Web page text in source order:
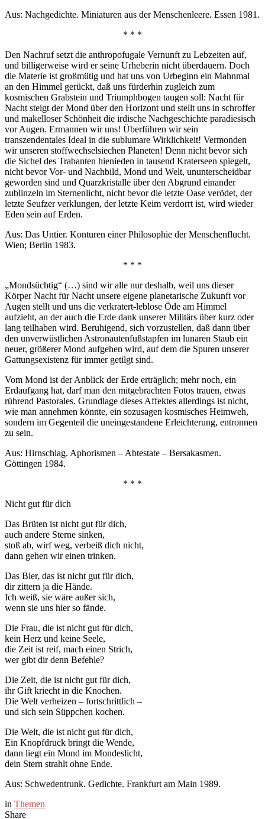
Aus: Nachgedichte. Miniaturen aus der Menschenleere. Essen 1981.
* * *
Den Nachruf setzt die anthropofugale Vernunft zu Lebzeiten auf,
und billigerweise wird er seine Urheberin nicht überdauern. Doch
die Materie ist großmütig und hat uns von Urbeginn ein Mahnmal
an den Himmel gerückt, daß uns fürderhin zugleich zum
kosmischen Grabstein und Triumphbogen taugen soll: Nacht für
Nacht steigt der Mond über den Horizont und stellt uns in schroffer
und makelloser Schönheit die irdische Nachgeschichte paradiesisch
vor Augen. Ermannen wir uns! Überführen wir sein
transzendentales Ideal in die sublumare Wirklichkeit! Vermonden
wir unseren stoffwechselsiechen Planeten! Denn nicht bevor sich
die Sichel des Trabanten hienieden in tausend Kraterseen spiegelt,
nicht bevor Vor- und Nachbild, Mond und Welt, ununterscheidbar
geworden sind und Quarzkristalle über den Abgrund einander
zublinzeln im Sternenlicht, nicht bevor die letzte Oase verödet, der
letzte Seufzer verklungen, der letzte Keim verdorrt ist, wird wieder
Eden sein auf Erden.
Aus: Das Untier. Konturen einer Philosophie der Menschenflucht.
Wien; Berlin 1983.
* * *
„Mondsüchtig“ (…) sind wir alle nur deshalb, weil uns dieser
Körper Nacht für Nacht unsere eigene planetarische Zukunft vor
Augen stellt und uns die verkratert-leblose Öde am Himmel
aufzieht, an der auch die Erde dank unserer Militärs über kurz oder
lang teilhaben wird. Beruhigend, sich vorzustellen, daß dann über
den unverwüstlichen Astronautenfußstapfen im lunaren Staub ein
neuer, größerer Mond aufgehen wird, auf dem die Spuren unserer
Gattungsexistenz für immer getilgt sind.
Vom Mond ist der Anblick der Erde erträglich; mehr noch, ein
Erdaufgang hat, darf man den mitgebrachten Fotos trauen, etwas
rührend Pastorales. Grundlage dieses Affektes allerdings ist nicht,
wie man annehmen könnte, ein sozusagen kosmisches Heimweh,
sondern im Gegenteil die uneingestandene Erleichterung, entronnen
zu sein.
Aus: Hirnschlag. Aphorismen – Abtestate – Bersakasmen.
Göttingen 1984.
* * *
Nicht gut für dich
Das Brüten ist nicht gut für dich,
auch andere Sterne sinken,
stoß ab, wirf weg, verbeiß dich nicht,
dann gehen wir einen trinken.
Das Bier, das ist nicht gut für dich,
dir zittern ja die Hände.
Ich weiß, sie wäre außer sich,
wenn sie uns hier so fände.
Die Frau, die ist nicht gut für dich,
kein Herz und keine Seele,
die Zeit ist reif, mach einen Strich,
wer gibt dir denn Befehle?
Die Zeit, die ist nicht gut für dich,
ihr Gift kriecht in die Knochen.
Die Welt verheizen – fortschrittlich –
und sich sein Süppchen kochen.
Die Welt, die ist nicht gut für dich,
Ein Knopfdruck bringt die Wende,
dann liegt ein Mond im Mondeslicht,
dein Stern strahlt ohne Ende.
Aus: Schwedentrunk. Gedichte. Frankfurt am Main 1989.
in Themen
Share